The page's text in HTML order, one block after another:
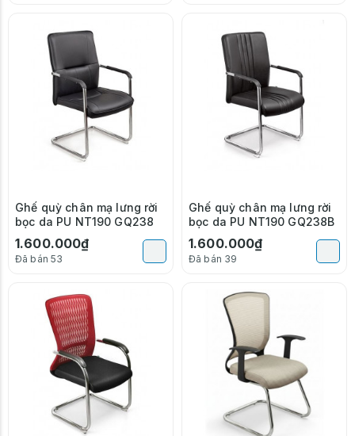
Ghế quỳ chân mạ lưng rời
bọc da PU NT190 GQ238
1.600.000₫
Đã bán 53
Ghế quỳ chân mạ lưng rời
bọc da PU NT190 GQ238B
1.600.000₫
Đã bán 39